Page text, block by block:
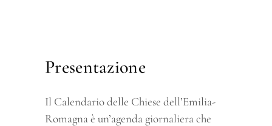
Presentazione
Il Calendario delle Chiese dell’Emilia-
Romagna è un’agenda giornaliera che